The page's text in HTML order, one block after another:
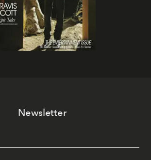
Newsletter